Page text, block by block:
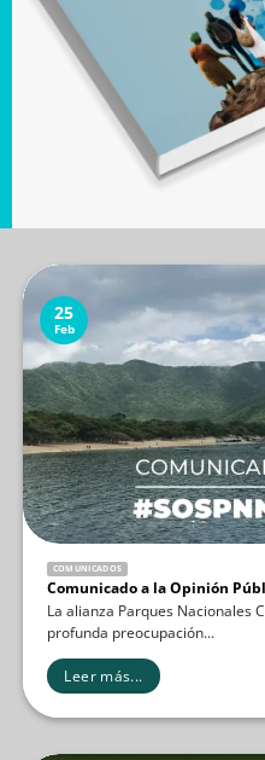
COMUNICADOS
Comunicado a la Opinión
La alianza Parques Nacionales
profunda preocupación...
Leer más...
25
Feb